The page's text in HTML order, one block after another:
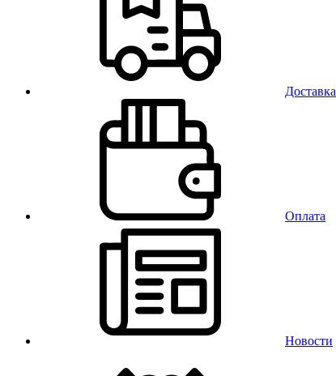
Доставка
Оплата
Новости